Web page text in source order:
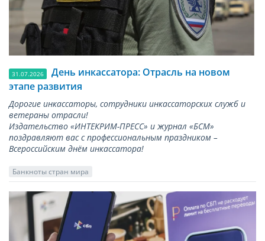
31.07.2026
День инкассатора: Отрасль на новом
этапе развития
Дорогие инкассаторы, сотрудники инкассаторских служб и
ветераны отрасли!
Издательство «ИНТЕКРИМ-ПРЕСС» и журнал «БСМ»
поздравляют вас с профессиональным праздником –
Всероссийским днём инкассатора!
Банкноты стран мира